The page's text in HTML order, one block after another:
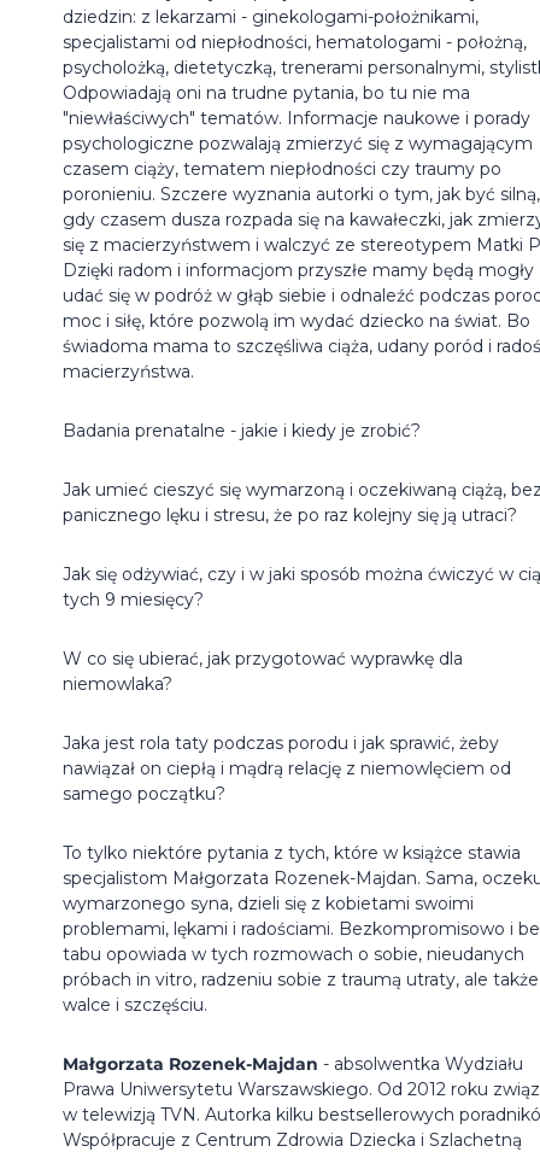
dziedzin: z lekarzami - ginekologami-położnikami,
specjalistami od niepłodności, hematologami - położną,
psycholożką, dietetyczką, trenerami personalnymi,
Odpowiadają oni na trudne pytania, bo tu nie ma
"niewłaściwych" tematów. Informacje naukowe i porady
psychologiczne pozwalają zmierzyć się z wymagającym
czasem ciąży, tematem niepłodności czy traumy po
poronieniu. Szczere wyznania autorki o tym, jak być silną,
gdy czasem dusza rozpada się na kawałeczki, jak
się z macierzyństwem i walczyć ze stereotypem Matki
Dzięki radom i informacjom przyszłe mamy będą mogły
udać się w podróż w głąb siebie i odnaleźć podczas
moc i siłę, które pozwolą im wydać dziecko na świat. Bo
świadoma mama to szczęśliwa ciąża, udany poród i
macierzyństwa.
Badania prenatalne - jakie i kiedy je zrobić?
Jak umieć cieszyć się wymarzoną i oczekiwaną ciążą,
panicznego lęku i stresu, że po raz kolejny się ją utraci?
Jak się odżywiać, czy i w jaki sposób można ćwiczyć w
tych 9 miesięcy?
W co się ubierać, jak przygotować wyprawkę dla
niemowlaka?
Jaka jest rola taty podczas porodu i jak sprawić, żeby
nawiązał on ciepłą i mądrą relację z niemowlęciem od
samego początku?
To tylko niektóre pytania z tych, które w książce stawia
specjalistom Małgorzata Rozenek-Majdan. Sama,
wymarzonego syna, dzieli się z kobietami swoimi
problemami, lękami i radościami. Bezkompromisowo i
tabu opowiada w tych rozmowach o sobie, nieudanych
próbach in vitro, radzeniu sobie z traumą utraty, ale
walce i szczęściu.
Małgorzata Rozenek-Majdan - absolwentka Wydziału
Prawa Uniwersytetu Warszawskiego. Od 2012 roku
w telewizją TVN. Autorka kilku bestsellerowych
Współpracuje z Centrum Zdrowia Dziecka i Szlachetną